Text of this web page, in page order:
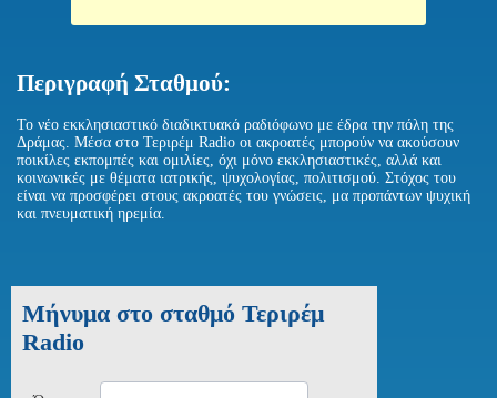
Περιγραφή Σταθμού:
Το νέο εκκλησιαστικό διαδικτυακό ραδιόφωνο με έδρα την πόλη της
Δράμας. Μέσα στο Τεριρέμ Radio οι ακροατές μπορούν να ακούσουν
ποικίλες εκπομπές και ομιλίες, όχι μόνο εκκλησιαστικές, αλλά και
κοινωνικές με θέματα ιατρικής, ψυχολογίας, πολιτισμού. Στόχος του
είναι να προσφέρει στους ακροατές του γνώσεις, μα προπάντων ψυχική
και πνευματική ηρεμία.
Μήνυμα στο σταθμό Τεριρέμ
Radio